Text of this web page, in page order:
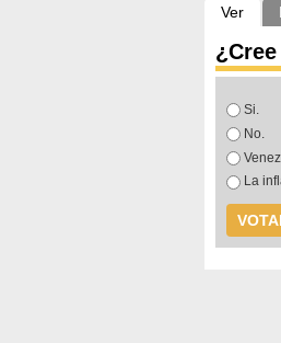
Ver
Opciones
Si.
No.
La